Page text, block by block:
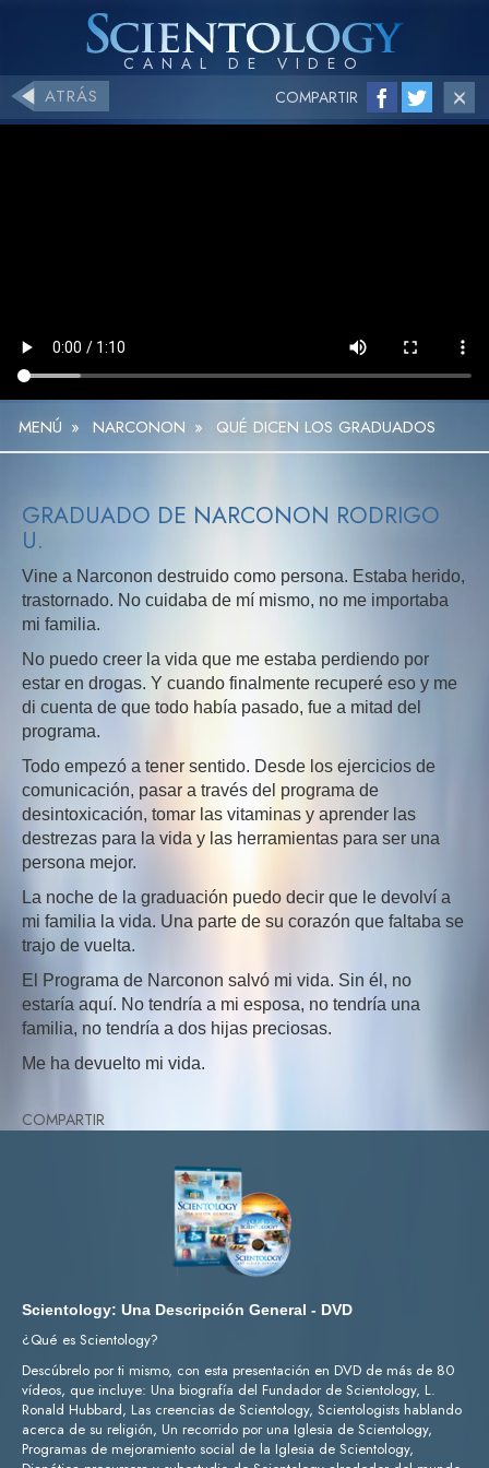
ATRÁS COMPARTIR
MENÚ » NARCONON » QUÉ DICEN LOS GRADUADOS
GRADUADO DE NARCONON RODRIGO
U.
Vine a Narconon destruido como persona. Estaba herido,
trastornado. No cuidaba de mí mismo, no me importaba
mi familia.
No puedo creer la vida que me estaba perdiendo por
estar en drogas. Y cuando finalmente recuperé eso y me
di cuenta de que todo había pasado, fue a mitad del
programa.
Todo empezó a tener sentido. Desde los ejercicios de
comunicación, pasar a través del programa de
desintoxicación, tomar las vitaminas y aprender las
destrezas para la vida y las herramientas para ser una
persona mejor.
La noche de la graduación puedo decir que le devolví a
mi familia la vida. Una parte de su corazón que faltaba se
trajo de vuelta.
El Programa de Narconon salvó mi vida. Sin él, no
estaría aquí. No tendría a mi esposa, no tendría una
familia, no tendría a dos hijas preciosas.
Me ha devuelto mi vida.
COMPARTIR
Scientology: Una Descripción General - DVD
¿Qué es Scientology?
Descúbrelo por ti mismo, con esta presentación en DVD de más de 80
vídeos, que incluye: Una biografía del Fundador de Scientology, L.
Ronald Hubbard, Las creencias de Scientology, Scientologists hablando
acerca de su religión, Un recorrido por una Iglesia de Scientology,
Programas de mejoramiento social de la Iglesia de Scientology,